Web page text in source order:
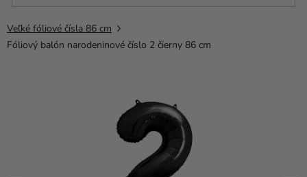
stany
Kanekalon
Veľké fóliové čísla 86 cm
Fóliový balón narodeninové číslo 2 čierny 86 cm